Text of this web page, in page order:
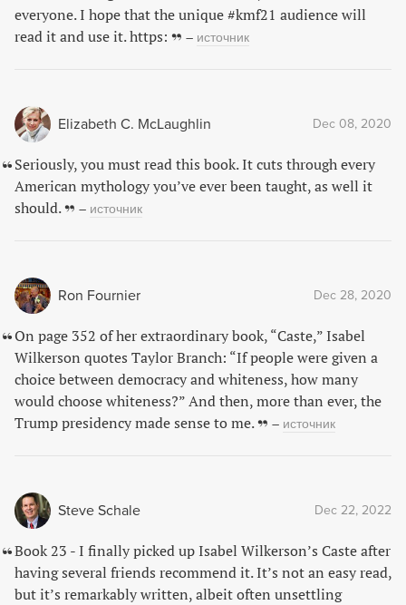
everyone. I hope that the unique #kmf21 audience will
read it and use it. https:
– источник
Elizabeth C. McLaughlin Dec 08, 2020
Seriously, you must read this book. It cuts through every
American mythology you’ve ever been taught, as well it
should.
– источник
Ron Fournier Dec 28, 2020
On page 352 of her extraordinary book, “Caste,” Isabel
Wilkerson quotes Taylor Branch: “If people were given a
choice between democracy and whiteness, how many
would choose whiteness?” And then, more than ever, the
Trump presidency made sense to me.
– источник
Steve Schale Dec 22, 2022
Book 23 - I finally picked up Isabel Wilkerson’s Caste after
having several friends recommend it. It’s not an easy read,
but it’s remarkably written, albeit often unsettling